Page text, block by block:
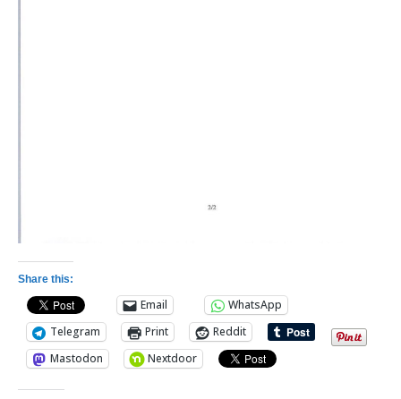
Share this:
Email
WhatsApp
Telegram
Print
Reddit
Mastodon
Nextdoor